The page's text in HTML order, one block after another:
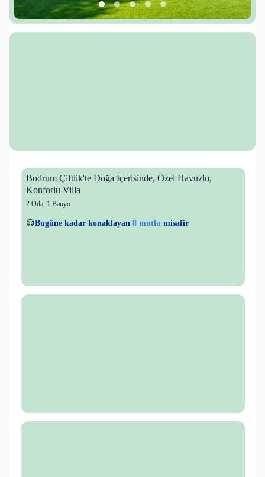
Bodrum Çiftlik'te Doğa İçerisinde, Özel Havuzlu,
Konforlu Villa
2 Oda, 1 Banyo
👀Son 1 saatte49 kişigörüntüledi